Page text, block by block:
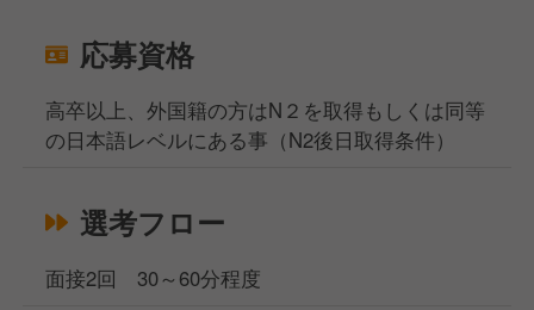
応募資格
高卒以上、外国籍の方はN２を取得もしくは同等
の日本語レベルにある事（N2後日取得条件）
選考フロー
面接2回 30～60分程度